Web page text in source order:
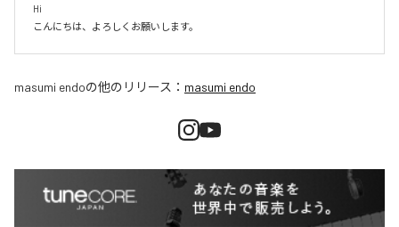
Hi
こんにちは、よろしくお願いします。
masumi endoの他のリリース： masumi endo